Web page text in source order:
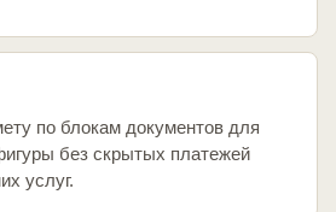
по блокам документов для
без скрытых платежей
услуг.